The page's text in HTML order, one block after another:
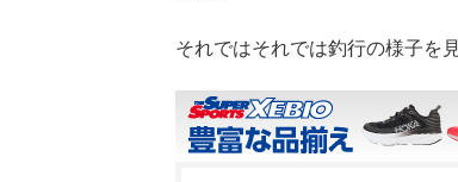
それではそれでは釣行の様子を